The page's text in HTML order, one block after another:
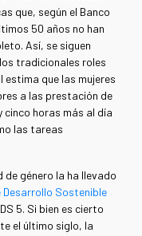
que, según el Banco
50 años no han
Así, se siguen
tradicionales roles
estima que las mujeres
a las prestación de
cinco horas más al día
las tareas
género la ha llevado
Desarrollo Sostenible
5. Si bien es cierto
el último siglo, la